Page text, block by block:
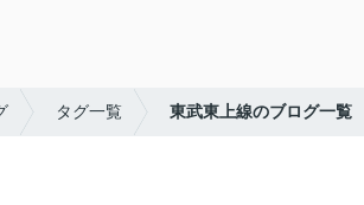
タグ一覧 東武東上線のブログ一覧